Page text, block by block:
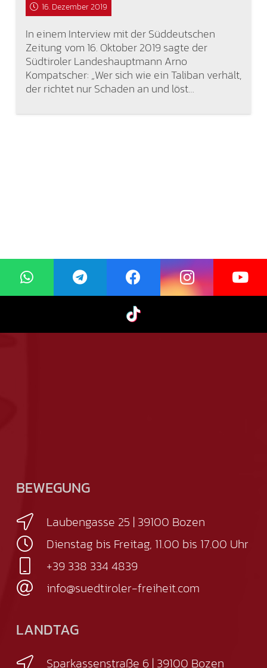
16. Dezember 2019
In einem Interview mit der Süddeutschen
Zeitung vom 16. Oktober 2019 sagte der
Südtiroler Landeshauptmann Arno
Kompatscher: „Wer sich wie ein Taliban verhält,
der richtet nur Schaden an und löst…
BEWEGUNG
Laubengasse 25 | 39100 Bozen
Dienstag bis Freitag, 11.00 bis 17.00 Uhr
+39 338 334 4839
info@suedtiroler-freiheit.com
LANDTAG
Sparkassenstraße 6 | 39100 Bozen